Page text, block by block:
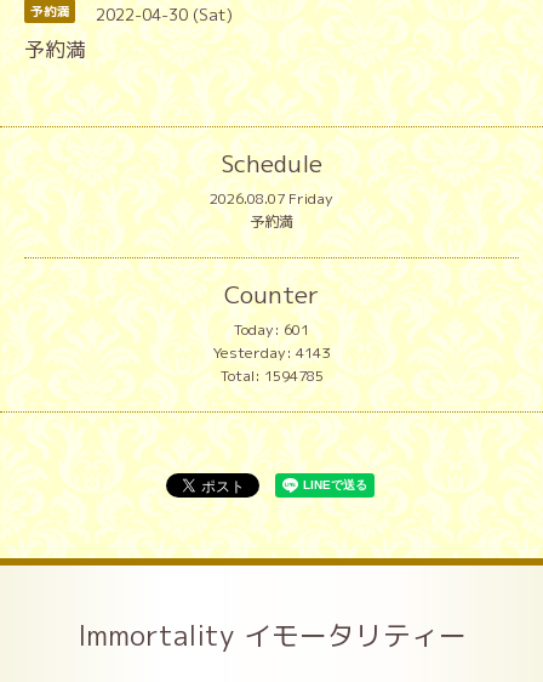
予約満 2022-04-30 (Sat)
予約満
Schedule
2026.08.07 Friday
予約満
Counter
Today:601
Yesterday:4143
Total:1594785
Immortality イモータリティー